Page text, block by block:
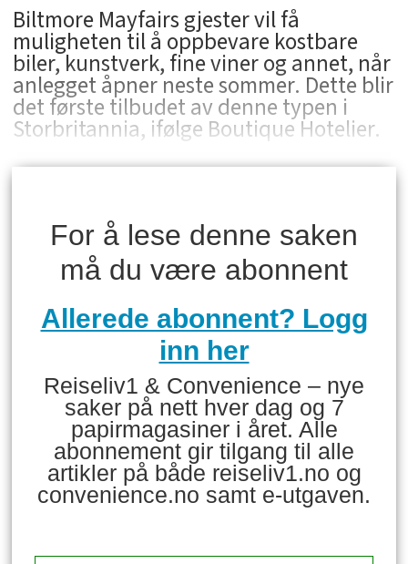
Biltmore Mayfairs gjester vil få
muligheten til å oppbevare kostbare
biler, kunstverk, fine viner og annet, når
anlegget åpner neste sommer. Dette blir
det første tilbudet av denne typen i
Storbritannia, ifølge Boutique Hotelier.
For å lese denne saken
må du være abonnent
Allerede abonnent? Logg
inn her
Reiseliv1 & Convenience – nye
saker på nett hver dag og 7
papirmagasiner i året. Alle
abonnement gir tilgang til alle
artikler på både reiseliv1.no og
convenience.no samt e-utgaven.